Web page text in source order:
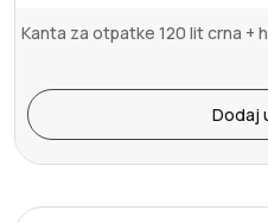
Kanta za otpatke 120 lit crna +
Dodaj